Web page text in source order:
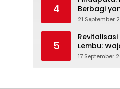
4
Berbagi
Buddha
21 September
5
Lembu:
Legendaris
17 September